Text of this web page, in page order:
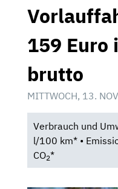
159 Euro
brutto
MITTWOCH, 13.
Verbrauch und
l/100 km* •
CO2*